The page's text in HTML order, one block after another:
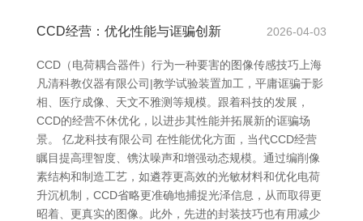
CCD经营：优化性能与诓骗创新 2026-04-03
CCD（电荷耦合器件）行为一种要害的图像传感技巧上海
凡清科教仪器有限公司|教学试验装置加工，平庸诓骗于影
相、医疗成像、天文不雅测等规模。跟着科技的发展，
CCD的经营不休优化，以进步其性能并拓展新的诓骗场
景。 亿龙科技有限公司 在性能优化方面，当代CCD经营
瞩目提高理智度、镌汰噪声和增强动态规模。通过编削像
素结构和制造工艺，如遴荐更高效的光敏材料和优化电荷
升沉机制，CCD省略更准确地捕捉光泽信息，从而取得更
昭着、更真实的图像。此外，先进的封装技巧也有用减少